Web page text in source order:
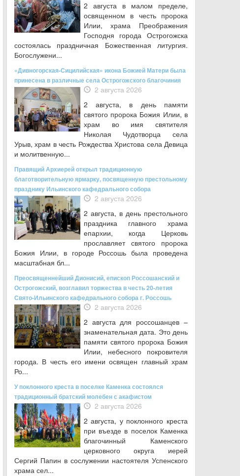
2 августа в малом пределе,
освященном в честь пророка
Илии, храма Преображения
Господня города Острогожска
состоялась праздничная Божественная литургия.
Богослужени...
«Дивногорская-Сицилийская» икона Божией Матери была
принесена в различные села Острогожского благочиния
2 августа 2026
2 августа, в день памяти
святого пророка Божия Илии, в
храм во имя святителя
Николая Чудотворца села
Урыв, храм в честь Рождества Христова села Девица
и молитвенную...
Правящий Архиерей открыл традиционную
благотворительную ярмарку, посвященную престольному
празднику Ильинского кафедрального собора
2 августа 2026
2 августа, в день престольного
праздника главного храма
епархии, когда Церковь
прославляет святого пророка
Божия Илии, в городе Россошь была проведена
масштабная бл...
Преосвященнейший Дионисий, епископ Россошанский и
Острогожский, возглавил торжества в честь 20-летия
Свято-Ильинского кафедрального собора г. Россошь
2 августа 2026
2 августа для россошанцев –
знаменательная дата. Это день
памяти святого пророка Божия
Илии, небесного покровителя
города. В честь его имени освящен главный храм
Ро...
У поклонного креста в поселке Каменка состоялся
традиционный братский молебен с акафистом
2 августа 2026
2 августа, у поклонного креста
при въезде в поселок Каменка
благочинный Каменского
церковного округа иерей
Сергий Папин в сослужении настоятеля Успенского
храма сел...